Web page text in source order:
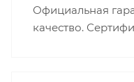
Официальная
качество.